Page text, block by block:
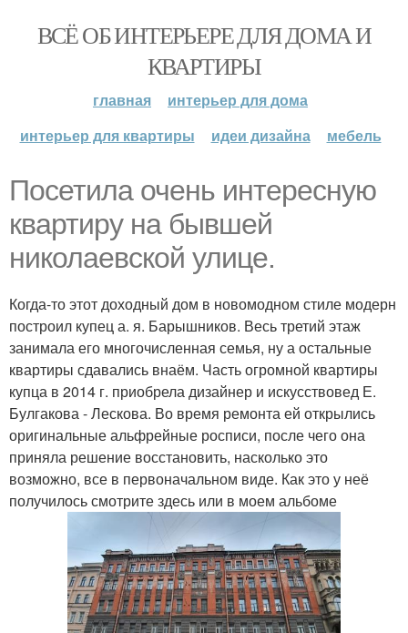
ВСЁ ОБ ИНТЕРЬЕРЕ ДЛЯ ДОМА И
КВАРТИРЫ
главная
интерьер для дома
интерьер для квартиры
идеи дизайна мебель
Посетила очень интересную
квартиру на бывшей
николаевской улице.
Когда-то этот доходный дом в новомодном стиле модерн
построил купец а. я. Барышников. Весь третий этаж
занимала его многочисленная семья, ну а остальные
квартиры сдавались внаём. Часть огромной квартиры
купца в 2014 г. приобрела дизайнер и искусствовед Е.
Булгакова - Лескова. Во время ремонта ей открылись
оригинальные альфрейные росписи, после чего она
приняла решение восстановить, насколько это
возможно, все в первоначальном виде. Как это у неё
получилось смотрите здесь или в моем альбоме